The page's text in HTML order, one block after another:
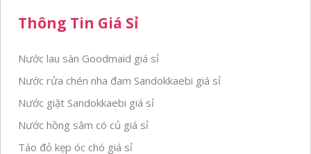
Thông Tin Giá Sỉ
Nước lau sàn Goodmaid giá sỉ
Nước rửa chén nha đam Sandokkaebi giá sỉ
Nước giặt Sandokkaebi giá sỉ
Nước hồng sâm có củ giá sỉ
Táo đỏ kẹp óc chó giá sỉ